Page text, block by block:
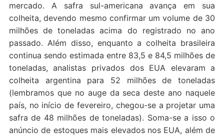
mercado. A safra sul-americana avança em sua
colheita, devendo mesmo confirmar um volume de 30
milhões de toneladas acima do registrado no ano
passado. Além disso, enquanto a colheita brasileira
continua sendo estimada entre 83,5 e 84,5 milhões de
toneladas, analistas privados dos EUA elevaram a
colheita argentina para 52 milhões de toneladas
(lembramos que no auge da seca deste ano naquele
país, no início de fevereiro, chegou-se a projetar uma
safra de 48 milhões de toneladas). Soma-se a isso o
anúncio de estoques mais elevados nos EUA, além de